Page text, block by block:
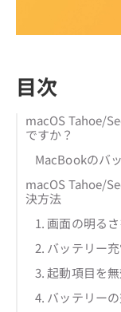
目次
macOS Tahoe/
ですか？
MacBookのバ
macOS Tahoe/
決方法
1. 画面の明る
2. バッテリー
3. 起動項目を
4. バッテリー